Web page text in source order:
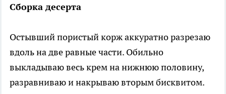
Сборка десерта
Остывший пористый корж аккуратно разрезаю
вдоль на две равные части. Обильно
выкладываю весь крем на нижнюю половину,
разравниваю и накрываю вторым бисквитом.